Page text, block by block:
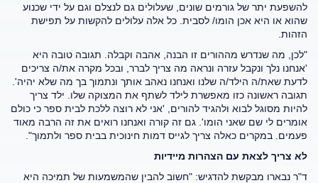
להשפעת יתר של גורמים שונים, שעלולים גם לנצלם וגם על ידי שכנוע
שהוא או היא אכן הומו/ לסבית. כל אלה עלולים להקשות על תפישת
הזהות.
"לכן, מה שנדרש מההורים זו הבנה, אהבה וקבלה. תגובה טובה היא
'אנחנו נלך ונקבל עזרה ונראה מה צריך לברר, ובכל מקרה את/ה צריכים
לדעת שאת/ה הילד/ה שלנו ואנחנו נאהב אותך ונתמוך בך מה שלא יהיה'.
תגובה ראשונה כזו מאפשרת לילד לשתף את המצוקה שלו. ילד צריך
להיות מסוגל לבוא ולהגיד להורים, 'אני לא רוצה ללכת לבית ספר כי כולם
אומרים לי שם שאני הומו'. גם זה קורה ואנחנו רואים את זה הרבה מאוד
פעמים. במקרים כאלה צריך לגייס דמות חינוכית בבית ספר ולתמוך".
לא צריך לצאת עם הצהרות מיידיות
ד"ר נבארו מבקשת להדגיש: "חשוב להבין שהמשמעות של תמיכה היא